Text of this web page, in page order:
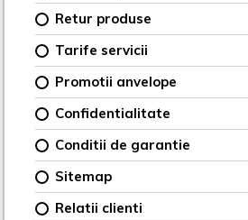
Retur produse
Tarife servicii
Promotii anvelope
Confidentialitate
Conditii de garantie
Sitemap
Relatii clienti